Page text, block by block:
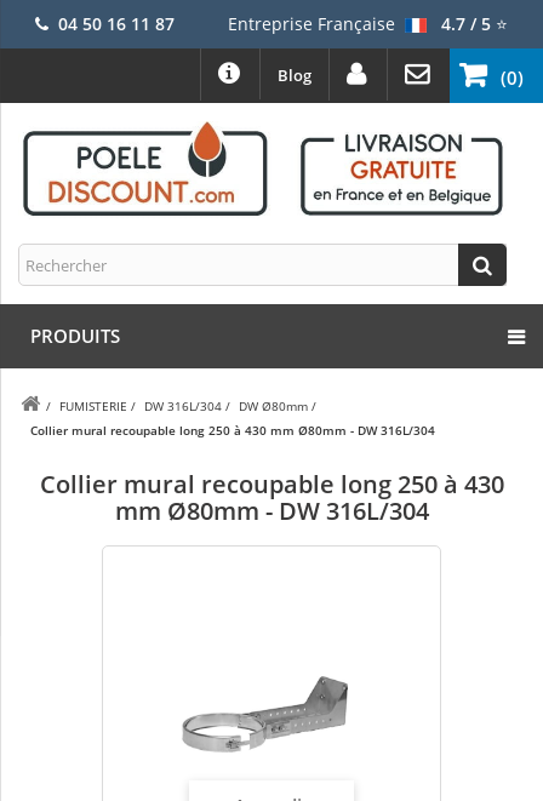
04 50 16 11 87 Entreprise Française 4.7 / 5⭐
(0)
Blog
PRODUITS
/ FUMISTERIE / DW 316L/304 / DW Ø80mm /
Collier mural recoupable long 250 à 430 mm Ø80mm - DW 316L/304
Collier mural recoupable long 250 à 430
mm Ø80mm - DW 316L/304